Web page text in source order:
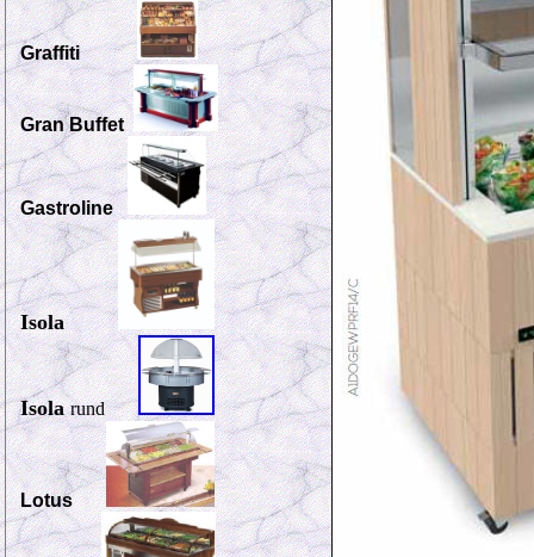
Graffiti
Gran Buffet
Gastroline
Isola
Isolarund
Lotus